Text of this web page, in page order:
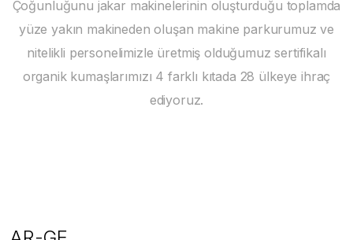
Çoğunluğunu jakar makinelerinin oluşturduğu toplamda
yüze yakın makineden oluşan makine parkurumuz ve
nitelikli personelimizle üretmiş olduğumuz sertifikalı
organik kumaşlarımızı 4 farklı kıtada 28 ülkeye ihraç
ediyoruz.